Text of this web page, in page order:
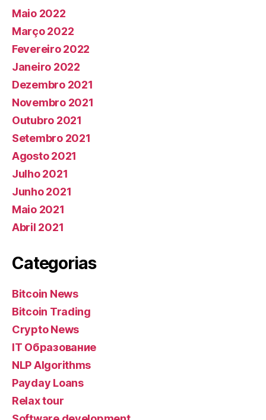
Maio 2022
Março 2022
Fevereiro 2022
Janeiro 2022
Dezembro 2021
Novembro 2021
Outubro 2021
Setembro 2021
Agosto 2021
Julho 2021
Junho 2021
Maio 2021
Abril 2021
Categorias
Bitcoin News
Bitcoin Trading
Crypto News
IT Образование
NLP Algorithms
Payday Loans
Relax tour